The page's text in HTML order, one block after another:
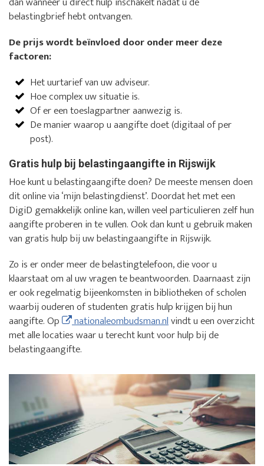
belastingbrief hebt ontvangen.
De prijs wordt beïnvloed door onder meer deze
factoren:
Het uurtarief van uw adviseur.
Hoe complex uw situatie is.
Of er een toeslagpartner aanwezig is.
De manier waarop u aangifte doet (digitaal of per
post).
Gratis hulp bij belastingaangifte in Rijswijk
Hoe kunt u belastingaangifte doen? De meeste mensen doen
dit online via ‘mijn belastingdienst’. Doordat het met een
DigiD gemakkelijk online kan, willen veel particulieren zelf hun
aangifte proberen in te vullen. Ook dan kunt u gebruik maken
van gratis hulp bij uw belastingaangifte in Rijswijk.
Zo is er onder meer de belastingtelefoon, die voor u
klaarstaat om al uw vragen te beantwoorden. Daarnaast zijn
er ook regelmatig bijeenkomsten in bibliotheken of scholen
waarbij ouderen of studenten gratis hulp krijgen bij hun
aangifte. Op
nationaleombudsman.nlvindt u een overzicht
met alle locaties waar u terecht kunt voor hulp bij de
belastingaangifte.